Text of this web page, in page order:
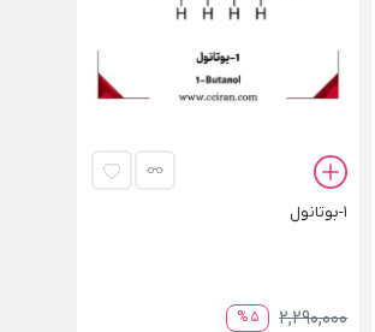
1-بوتانول
5 %
2,290,000